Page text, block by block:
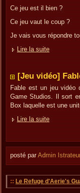
Ce jeu est il bien ?
Ce jeu vaut le coup ?
Je vais vous répondre
Lire la suite
[Jeu vidéo]
Fable est un jeu vidéo
Game Studios. Il sort
Box laquelle est une
Lire la suite
posté par Admin
:: Le Refuge d'Aerie's